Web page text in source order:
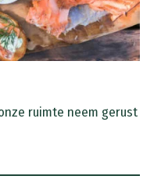
ruimte neem gerust